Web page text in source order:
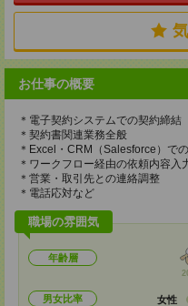
お仕事の概要
＊電子契約システムでの契約締結
＊契約書関連業務全般
＊Excel・CRM（Salesforce）で
＊ワークフロー経由の依頼内容入
＊営業・取引先との連絡調整
＊電話応対など
職場の雰囲気
年齢層
男女比率 女性